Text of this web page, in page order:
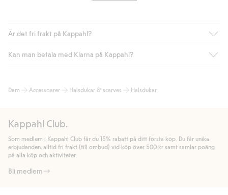
Är det fri frakt på Kappahl?
Är du medlem i Kappahl Club har du alltid gratis frakt till butik
automatik efter du loggat in och identifierats som medlem.
handlar för.
Läs mer
Kan man betala med Klarna på Kappahl?
bland annat faktura och swish men även andra betalningssätt.
allmänna villkor.
Läs mer
Dam Accessoarer Halsdukar & scarves Halsdukar
Kappahl Club.
Som medlem i Kappahl Club får du 15% rabatt på ditt första köp. Du får unika
erbjudanden, alltid fri frakt (till ombud) vid köp över 500 kr samt samlar poäng
på alla köp och aktiviteter.
Bli medlem